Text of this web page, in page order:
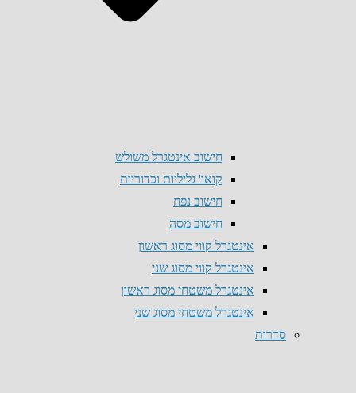
חישוב אינטגרל משולש
קואו' גליליות וכדוריות
חישוב נפח
חישוב מסה
אינטגרל קווי מסוג ראשון
אינטגרל קווי מסוג שני
אינטגרל משטחי מסוג ראשון
אינטגרל משטחי מסוג שני
סדרות